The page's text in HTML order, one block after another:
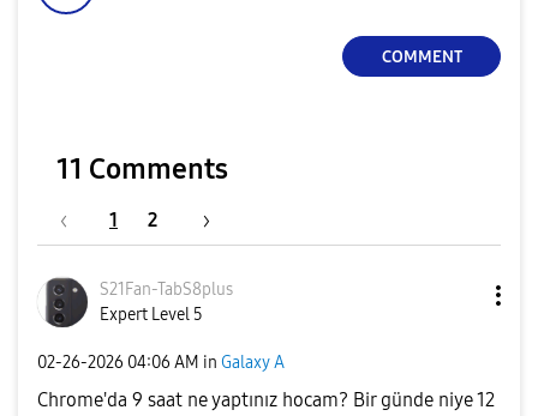
COMMENT
11 Comments
1 2
S21Fan-TabS8plus
Expert Level 5
‎02-26-2026 04:06 AM in Galaxy A
Chrome'da 9 saat ne yaptınız hocam? Bir günde niye 12